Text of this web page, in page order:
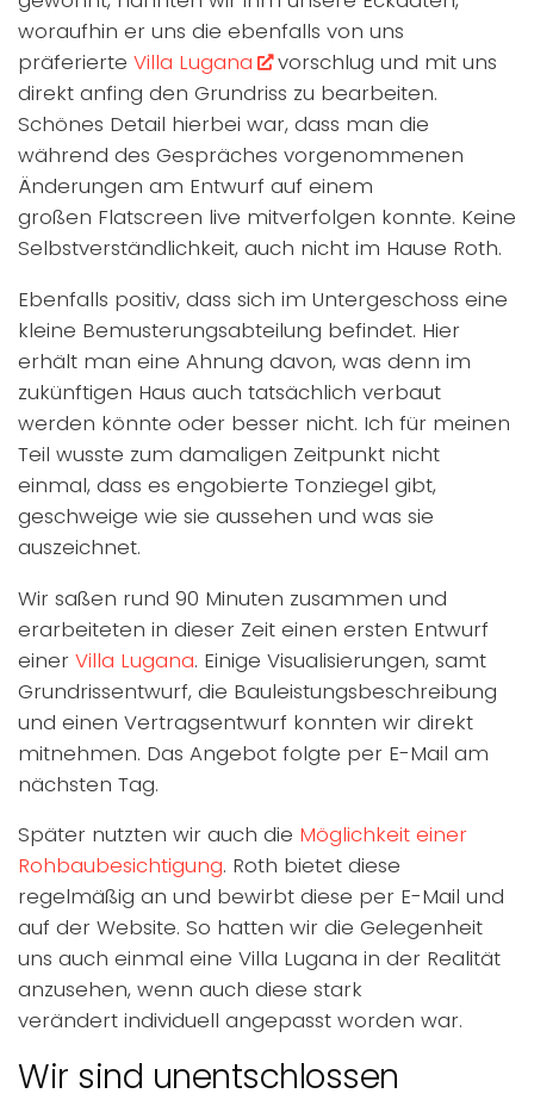
woraufhin er uns die ebenfalls von uns
präferierte Villa Lugana
vorschlug und mit uns
direkt anfing den Grundriss zu bearbeiten.
Schönes Detail hierbei war, dass man die
während des Gespräches vorgenommenen
Änderungen am Entwurf auf einem
großen Flatscreen live mitverfolgen konnte. Keine
Selbstverständlichkeit, auch nicht im Hause Roth.
Ebenfalls positiv, dass sich im Untergeschoss eine
kleine Bemusterungsabteilung befindet. Hier
erhält man eine Ahnung davon, was denn im
zukünftigen Haus auch tatsächlich verbaut
werden könnte oder besser nicht. Ich für meinen
Teil wusste zum damaligen Zeitpunkt nicht
einmal, dass es engobierte Tonziegel gibt,
geschweige wie sie aussehen und was sie
auszeichnet.
Wir saßen rund 90 Minuten zusammen und
erarbeiteten in dieser Zeit einen ersten Entwurf
einer Villa Lugana. Einige Visualisierungen, samt
Grundrissentwurf, die Bauleistungsbeschreibung
und einen Vertragsentwurf konnten wir direkt
mitnehmen. Das Angebot folgte per E-Mail am
nächsten Tag.
Später nutzten wir auch die Möglichkeit einer
Rohbaubesichtigung. Roth bietet diese
regelmäßig an und bewirbt diese per E-Mail und
auf der Website. So hatten wir die Gelegenheit
uns auch einmal eine Villa Lugana in der Realität
anzusehen, wenn auch diese stark
verändert individuell angepasst worden war.
Wir sind unentschlossen